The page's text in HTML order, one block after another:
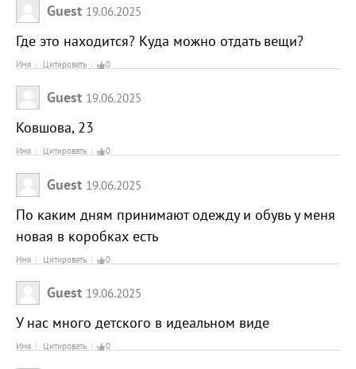
Guest 19.06.2025
Где это находится? Куда можно отдать вещи?
Имя Цитировать 0
Guest 19.06.2025
Ковшова, 23
Имя Цитировать 0
Guest 19.06.2025
По каким дням принимают одежду и обувь у меня
новая в коробках есть
Имя Цитировать 0
Guest 19.06.2025
У нас много детского в идеальном виде
Имя Цитировать 0